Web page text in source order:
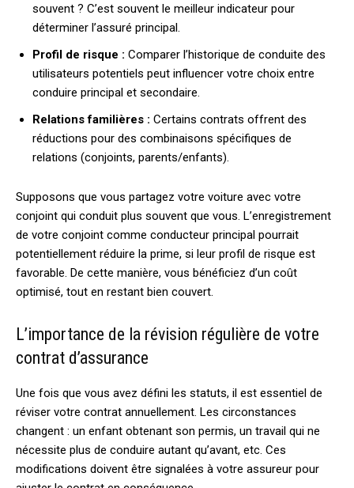
souvent ? C’est souvent le meilleur indicateur pour
déterminer l’assuré principal.
Profil de risque : Comparer l’historique de conduite des
utilisateurs potentiels peut influencer votre choix entre
conduire principal et secondaire.
Relations familières : Certains contrats offrent des
réductions pour des combinaisons spécifiques de
relations (conjoints, parents/enfants).
Supposons que vous partagez votre voiture avec votre
conjoint qui conduit plus souvent que vous. L’enregistrement
de votre conjoint comme conducteur principal pourrait
potentiellement réduire la prime, si leur profil de risque est
favorable. De cette manière, vous bénéficiez d’un coût
optimisé, tout en restant bien couvert.
L’importance de la révision régulière de votre
contrat d’assurance
Une fois que vous avez défini les statuts, il est essentiel de
réviser votre contrat annuellement. Les circonstances
changent : un enfant obtenant son permis, un travail qui ne
nécessite plus de conduire autant qu’avant, etc. Ces
modifications doivent être signalées à votre assureur pour